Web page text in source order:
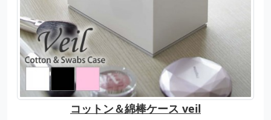
コットン＆綿棒ケース veil